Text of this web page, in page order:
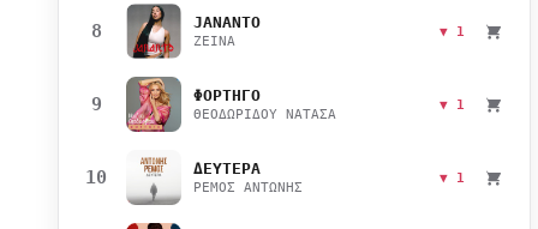
8 JANANTO
ZEINA
▼ 1
9 ΦΟΡΤΗΓΟ
ΘΕΟΔΩΡΙΔΟΥ ΝΑΤΑΣΑ
▼ 1
10 ΔΕΥΤΕΡΑ
ΡΕΜΟΣ ΑΝΤΩΝΗΣ
▼ 1